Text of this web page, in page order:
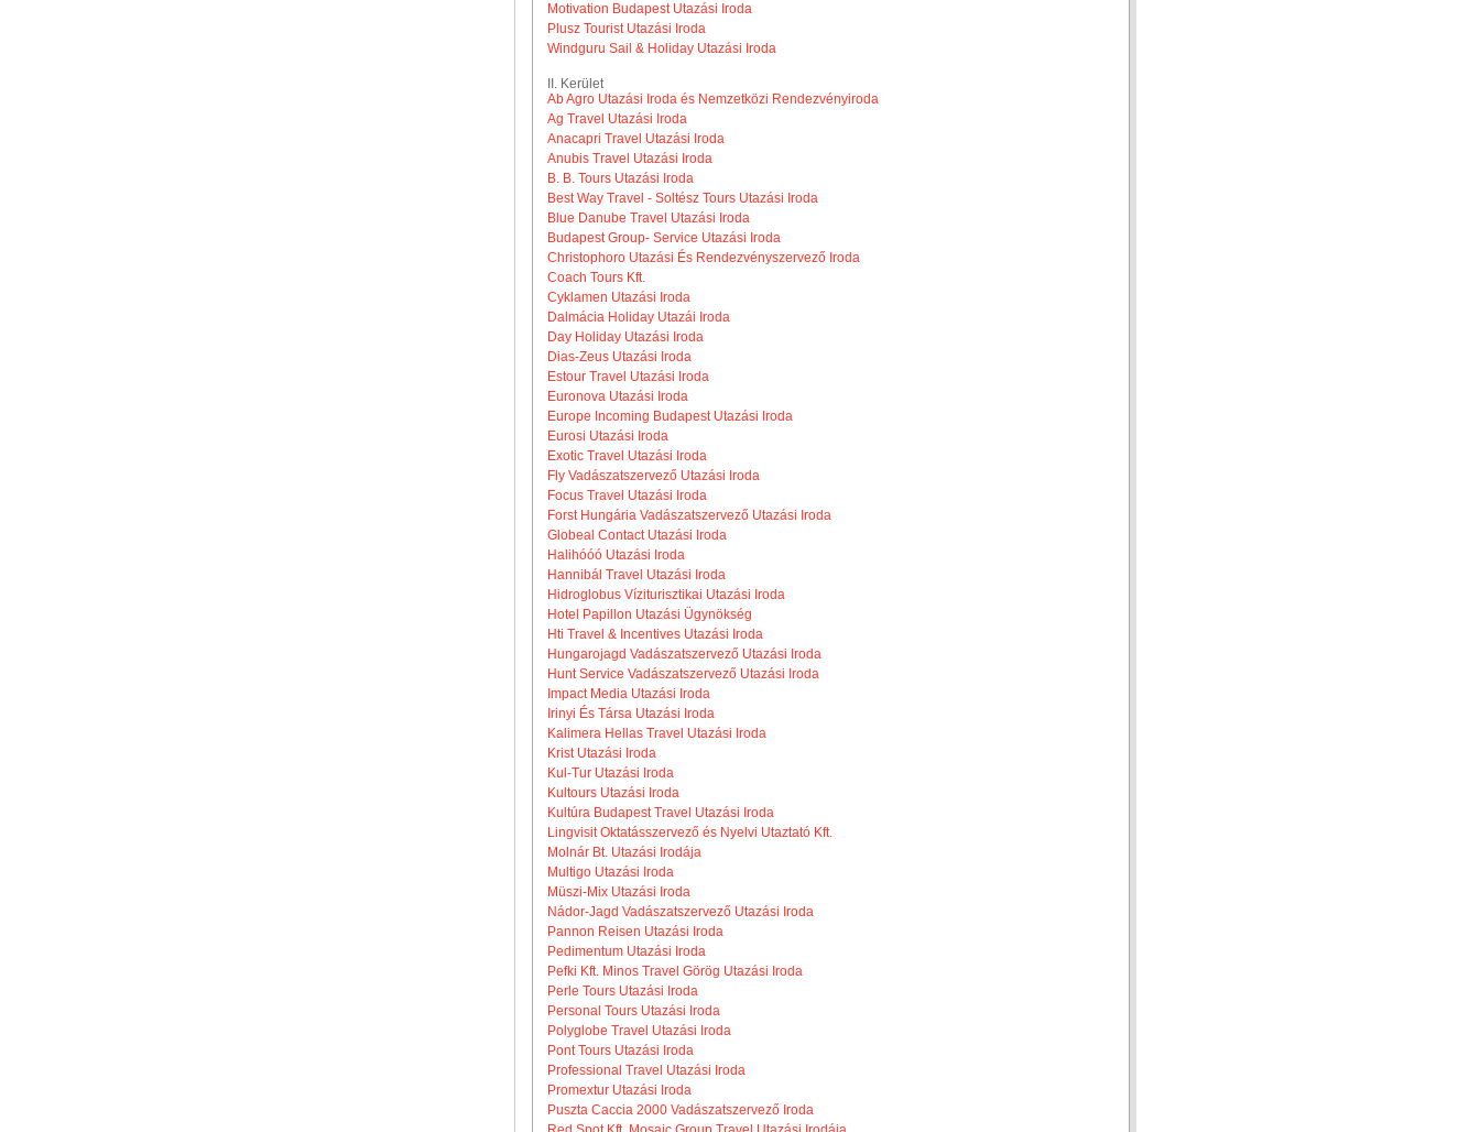
Motivation Budapest Utazási Iroda
Plusz Tourist Utazási Iroda
Windguru Sail & Holiday Utazási Iroda
II. Kerület
Ab Agro Utazási Iroda és Nemzetközi Rendezvényiroda
Ag Travel Utazási Iroda
Anacapri Travel Utazási Iroda
Anubis Travel Utazási Iroda
B. B. Tours Utazási Iroda
Best Way Travel - Soltész Tours Utazási Iroda
Blue Danube Travel Utazási Iroda
Budapest Group- Service Utazási Iroda
Christophoro Utazási És Rendezvényszervező Iroda
Coach Tours Kft.
Cyklamen Utazási Iroda
Dalmácia Holiday Utazái Iroda
Day Holiday Utazási Iroda
Dias-Zeus Utazási Iroda
Estour Travel Utazási Iroda
Euronova Utazási Iroda
Europe Incoming Budapest Utazási Iroda
Eurosi Utazási Iroda
Exotic Travel Utazási Iroda
Fly Vadászatszervező Utazási Iroda
Focus Travel Utazási Iroda
Forst Hungária Vadászatszervező Utazási Iroda
Globeal Contact Utazási Iroda
Halihóóó Utazási Iroda
Hannibál Travel Utazási Iroda
Hidroglobus Víziturisztikai Utazási Iroda
Hotel Papillon Utazási Ügynökség
Hti Travel & Incentives Utazási Iroda
Hungarojagd Vadászatszervező Utazási Iroda
Hunt Service Vadászatszervező Utazási Iroda
Impact Media Utazási Iroda
Irinyi És Társa Utazási Iroda
Kalimera Hellas Travel Utazási Iroda
Krist Utazási Iroda
Kul-Tur Utazási Iroda
Kultours Utazási Iroda
Kultúra Budapest Travel Utazási Iroda
Lingvisit Oktatásszervező és Nyelvi Utaztató Kft.
Molnár Bt. Utazási Irodája
Multigo Utazási Iroda
Müszi-Mix Utazási Iroda
Nádor-Jagd Vadászatszervező Utazási Iroda
Pannon Reisen Utazási Iroda
Pedimentum Utazási Iroda
Pefki Kft. Minos Travel Görög Utazási Iroda
Perle Tours Utazási Iroda
Personal Tours Utazási Iroda
Polyglobe Travel Utazási Iroda
Pont Tours Utazási Iroda
Professional Travel Utazási Iroda
Promextur Utazási Iroda
Puszta Caccia 2000 Vadászatszervező Iroda